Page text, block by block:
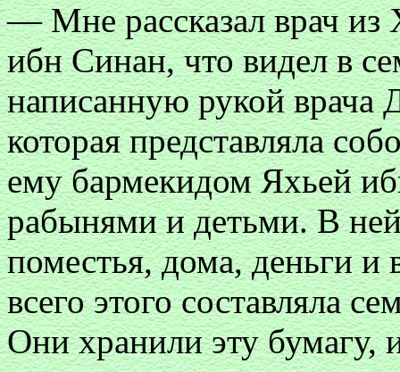
— Мне рассказал врач из
ибн Синан, что видел в
написанную рукой
которая представляла
ему бармекидом Яхьей
рабынями и детьми. В
поместья, дома, деньги и
всего этого составляла
Они хранили эту бумагу,